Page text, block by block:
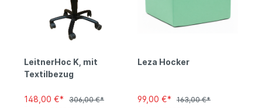
LeitnerHoc K, mit
Textilbezug
148,00 €*
306,00 €*
Leza Hocker
99,00 €*
163,00 €*